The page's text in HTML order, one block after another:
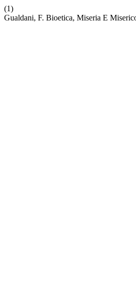
(1)
Gualdani, F. Bioetica, Miseria E